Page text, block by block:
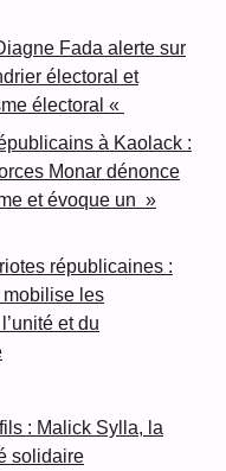
Fada alerte sur
électoral et
électoral «
à Kaolack :
Monar dénonce
et évoque un »
républicaines :
mobilise les
et du
: Malick Sylla, la
solidaire